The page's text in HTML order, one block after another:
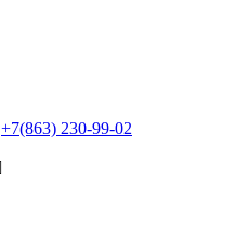
+7(863) 230-99-02